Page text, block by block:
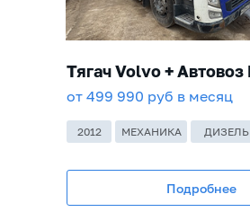
Тягач Volvo +
от 499 990 руб в месяц
Подробнее
2012 МЕХАНИКА ДИЗЕЛЬ